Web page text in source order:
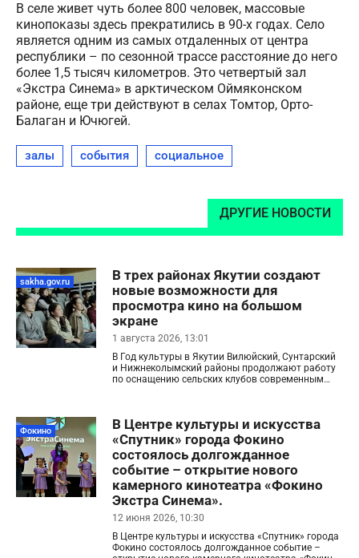
В селе живет чуть более 800 человек, массовые
кинопоказы здесь прекратились в 90-х годах. Село
является одним из самых отдаленных от центра
республики – по сезонной трассе расстояние до него
более 1,5 тысяч километров. Это четвертый зал
«Экстра Синема» в арктическом Оймяконском
районе, еще три действуют в селах Томтор, Орто-
Балаган и Ючюгей.
залы события социальное
ДРУГИЕ НОВОСТИ
sakha.gov.ru
В трех районах Якутии создают
новые возможности для
просмотра кино на большом
экране
1 августа 2026, 13:01
В Год культуры в Якутии Вилюйский, Сунтарский
и Нижнеколымский районы продолжают работу
по оснащению сельских клубов современным
Фокино
В Центре культуры и искусства
«Спутник» города Фокино
состоялось долгожданное
событие – открытие нового
камерного кинотеатра «Фокино
Экстра Синема».
12 июня 2026, 10:30
В Центре культуры и искусства «Спутник» города
Фокино состоялось долгожданное событие –